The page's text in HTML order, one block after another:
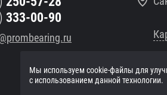
333-00-90
Мы используем cookie-файлы для
с использованием данной технологии.